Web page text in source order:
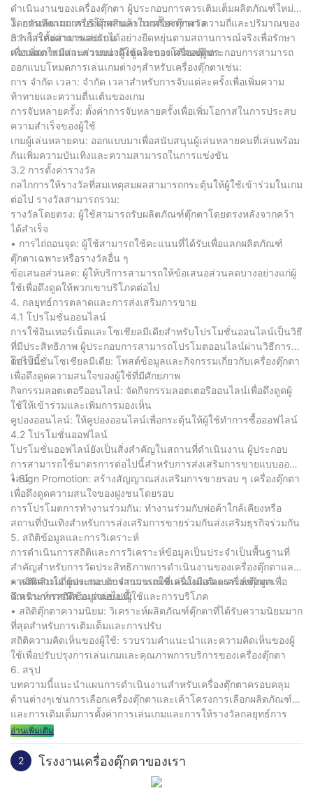
ดำเนินงานของเครื่องตุ๊กตา ผู้ประกอบการควรเติมเต็มผลิตภัณฑ์ใหม่
โดยทันทีตามการบริโภคสินค้าในเครื่องตุ๊กตา ความถี่และปริมาณของ
การใส่ใหม่สามารถปรับได้อย่างยืดหยุ่นตามสถานการณ์จริงเพื่อรักษา
ความสดใหม่และความน่าดึงดูดใจของเครื่องตุ๊กตา
3. การเล่นเกมเครื่องตุ๊กตาและการตั้งค่ารางวัล
3.1 การตั้งค่าการเล่นเกม
เพื่อเพิ่มการมีส่วนร่วมของผู้ใช้และการโต้ตอบผู้ประกอบการสามารถ
ออกแบบโหมดการเล่นเกมต่างๆสำหรับเครื่องตุ๊กตาเช่น:
การ จำกัด เวลา: จำกัด เวลาสำหรับการจับแต่ละครั้งเพื่อเพิ่มความ
ท้าทายและความตื่นเต้นของเกม
การจับหลายครั้ง: ตั้งค่าการจับหลายครั้งเพื่อเพิ่มโอกาสในการประสบ
ความสำเร็จของผู้ใช้
เกมผู้เล่นหลายคน: ออกแบบมาเพื่อสนับสนุนผู้เล่นหลายคนที่เล่นพร้อม
กันเพิ่มความบันเทิงและความสามารถในการแข่งขัน
3.2 การตั้งค่ารางวัล
กลไกการให้รางวัลที่สมเหตุสมผลสามารถกระตุ้นให้ผู้ใช้เข้าร่วมในเกม
ต่อไป รางวัลสามารถรวม:
รางวัลโดยตรง: ผู้ใช้สามารถรับผลิตภัณฑ์ตุ๊กตาโดยตรงหลังจากคว้า
ได้สำเร็จ
• การไถ่ถอนจุด: ผู้ใช้สามารถใช้คะแนนที่ได้รับเพื่อแลกผลิตภัณฑ์
ตุ๊กตาเฉพาะหรือรางวัลอื่น ๆ
ข้อเสนอส่วนลด: ผู้ให้บริการสามารถให้ข้อเสนอส่วนลดบางอย่างแก่ผู้
ใช้เพื่อดึงดูดให้พวกเขาบริโภคต่อไป
4. กลยุทธ์การตลาดและการส่งเสริมการขาย
4.1 โปรโมชั่นออนไลน์
การใช้อินเทอร์เน็ตและโซเชียลมีเดียสำหรับโปรโมชั่นออนไลน์เป็นวิธี
ที่มีประสิทธิภาพ ผู้ประกอบการสามารถโปรโมตออนไลน์ผ่านวิธีการ
ต่อไปนี้:
โปรโมชั่นโซเชียลมีเดีย: โพสต์ข้อมูลและกิจกรรมเกี่ยวกับเครื่องตุ๊กตา
เพื่อดึงดูดความสนใจของผู้ใช้ที่มีศักยภาพ
กิจกรรมลอตเตอรีออนไลน์: จัดกิจกรรมลอตเตอรีออนไลน์เพื่อดึงดูดผู้
ใช้ให้เข้าร่วมและเพิ่มการมองเห็น
คูปองออนไลน์: ให้คูปองออนไลน์เพื่อกระตุ้นให้ผู้ใช้ทำการซื้อออฟไลน์
4.2 โปรโมชั่นออฟไลน์
โปรโมชั่นออฟไลน์ยังเป็นสิ่งสำคัญในสถานที่ดำเนินงาน ผู้ประกอบ
การสามารถใช้มาตรการต่อไปนี้สำหรับการส่งเสริมการขายแบบออฟ
ไลน์:
• Sign Promotion: สร้างสัญญาณส่งเสริมการขายรอบ ๆ เครื่องตุ๊กตา
เพื่อดึงดูดความสนใจของฝูงชนโดยรอบ
การโปรโมตการทำงานร่วมกัน: ทำงานร่วมกับพ่อค้าใกล้เคียงหรือ
สถานที่บันเทิงสำหรับการส่งเสริมการขายร่วมกันส่งเสริมธุรกิจร่วมกัน
5. สถิติข้อมูลและการวิเคราะห์
การดำเนินการสถิติและการวิเคราะห์ข้อมูลเป็นประจำเป็นพื้นฐานที่
สำคัญสำหรับการวัดประสิทธิภาพการดำเนินงานของเครื่องตุ๊กตาและ
การตัดสินใจ ผู้ประกอบการสามารถใช้เครื่องมือวิเคราะห์ข้อมูลเพื่อ
ดำเนินการสถิติข้อมูลต่อไปนี้:
• สถิติความถี่ของเกม: นับจำนวนเกมที่เล่นในแต่ละเครื่องตุ๊กตา
วิเคราะห์การมีส่วนร่วมของผู้ใช้และการบริโภค
• สถิติตุ๊กตาความนิยม: วิเคราะห์ผลิตภัณฑ์ตุ๊กตาที่ได้รับความนิยมมาก
ที่สุดสำหรับการเติมเต็มและการปรับ
สถิติความคิดเห็นของผู้ใช้: รวบรวมคำแนะนำและความคิดเห็นของผู้
ใช้เพื่อปรับปรุงการเล่นเกมและคุณภาพการบริการของเครื่องตุ๊กตา
6. สรุป
บทความนี้แนะนำแผนการดำเนินงานสำหรับเครื่องตุ๊กตาครอบคลุม
ด้านต่างๆเช่นการเลือกเครื่องตุ๊กตาและเค้าโครงการเลือกผลิตภัณฑ์
และการเติมเต็มการตั้งค่าการเล่นเกมและการให้รางวัลกลยุทธ์การ
ตลาดและกลยุทธ์การส่งเสริมการขายรวมถึงสถิติข้อมูลและการ
และประสบการณ์การใช้งานของเครื่องตุ๊กตาตามคำแนะนำของแผนนี้
และบรรลุผลการดำเนินงานที่ดีขึ้น
อ่านเพิ่มเติม
2 โรงงานเครื่องตุ๊กตาของเรา